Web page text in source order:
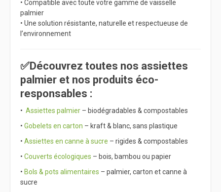
• Compatible avec toute votre gamme de vaisselle
palmier
• Une solution résistante, naturelle et respectueuse de
l’environnement
✅Découvrez toutes nos assiettes
palmier et nos produits éco-
responsables :
• Assiettes palmier – biodégradables & compostables
• Gobelets en carton – kraft & blanc, sans plastique
• Assiettes en canne à sucre – rigides & compostables
• Couverts écologiques – bois, bambou ou papier
• Bols & pots alimentaires – palmier, carton et canne à
sucre